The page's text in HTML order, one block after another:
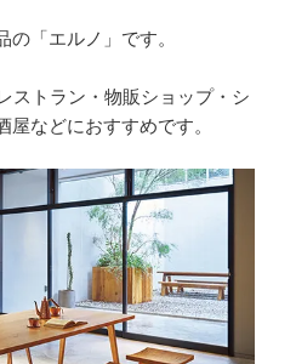
「エルノ」です。
ストラン・物販ショップ・シ
などにおすすめです。